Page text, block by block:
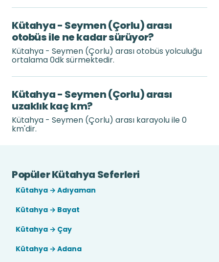
Kütahya - Seymen (Çorlu) arası
otobüs ile ne kadar sürüyor?
Kütahya - Seymen (Çorlu) arası otobüs yolculuğu
ortalama 0dk sürmektedir.
Kütahya - Seymen (Çorlu) arası
uzaklık kaç km?
Kütahya - Seymen (Çorlu) arası karayolu ile 0
km'dir.
Popüler Kütahya Seferleri
Kütahya → Adıyaman
Kütahya → Bayat
Kütahya → Çay
Kütahya → Adana